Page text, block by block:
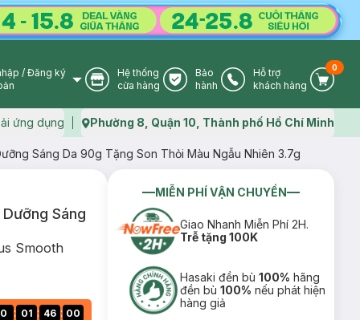
User Icon
/ Đăng ký
Store Icon
Hệ thống
cửa hàng
Warranty Icon
Bảo
hành
Phone Icon
Hỗ trợ
khách hàng
Cart
0
ứng dụng Map icon
Phường 8, Quận 10, Thành phố Hồ Chí Minh
Sáng Da 90g Tặng Son Thỏi Màu Ngẫu Nhiên 3.7g
Sáng
Smooth
0 : 01 : 45 : 59
MIỄN PHÍ VẬN CHUYỂN
Giao Nhanh Miễn Phí 2H.
Trễ tặng 100K
Hasaki đền bù100% hãng
đền bù100% nếu phát hiện
hàng giả